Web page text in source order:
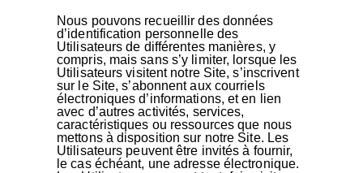
Nous pouvons recueillir des données
d’identification personnelle des
Utilisateurs de différentes manières, y
compris, mais sans s’y limiter, lorsque les
Utilisateurs visitent notre Site, s’inscrivent
sur le Site, s’abonnent aux courriels
électroniques d’informations, et en lien
avec d’autres activités, services,
caractéristiques ou ressources que nous
mettons à disposition sur notre Site. Les
Utilisateurs peuvent être invités à fournir,
le cas échéant, une adresse électronique.